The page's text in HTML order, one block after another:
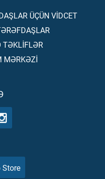
ÜÇÜN VİDCET
TƏKLİFLƏR
MƏRKƏZİ
Store